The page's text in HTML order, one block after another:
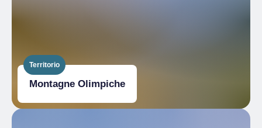
Territorio
Montagne Olimpiche